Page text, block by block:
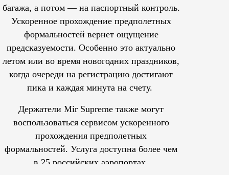
багажа, а потом — на паспортный контроль.
Ускоренное прохождение предполетных
формальностей вернет ощущение
предсказуемости. Особенно это актуально
летом или во время новогодних праздников,
когда очереди на регистрацию достигают
пика и каждая минута на счету.
Держатели Mir Supreme также могут
воспользоваться сервисом ускоренного
прохождения предполетных
формальностей. Услуга доступна более чем
в 25 российских аэропортах.